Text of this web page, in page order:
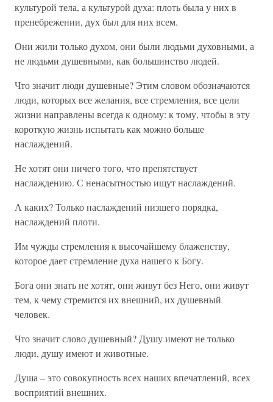
культурой тела, а культурой духа: плоть была у них в
пренебрежении, дух был для них всем.
Они жили только духом, они были людьми духовными, а
не людьми душевными, как большинство людей.
Что значит люди душевные? Этим словом обозначаются
люди, которых все желания, все стремления, все цели
жизни направлены всегда к одному: к тому, чтобы в эту
короткую жизнь испытать как можно больше
наслаждений.
Не хотят они ничего того, что препятствует
наслаждению. С ненасытностью ищут наслаждений.
А каких? Только наслаждений низшего порядка,
наслаждений плоти.
Им чужды стремления к высочайшему блаженству,
которое дает стремление духа нашего к Богу.
Бога они знать не хотят, они живут без Него, они живут
тем, к чему стремится их внешний, их душевный
человек.
Что значит слово душевный? Душу имеют не только
люди, душу имеют и животные.
Душа – это совокупность всех наших впечатлений, всех
восприятий внешних.